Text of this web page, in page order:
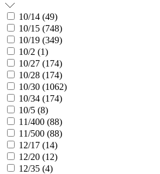
10/14 (49)
10/15 (748)
10/19 (349)
10/2 (1)
10/27 (174)
10/28 (174)
10/30 (1062)
10/34 (174)
10/5 (8)
11/400 (88)
11/500 (88)
12/17 (14)
12/20 (12)
12/35 (4)